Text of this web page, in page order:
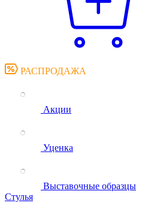
РАСПРОДАЖА
Акции
Уценка
Выставочные образцы
Стулья